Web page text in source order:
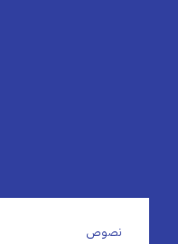
نصوص